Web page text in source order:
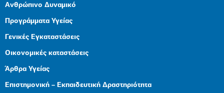
Ανθρώπινο Δυναμικό
Προγράμματα Υγείας
Γενικές Εγκαταστάσεις
Οικονομικές καταστάσεις
Άρθρα Υγείας
Επιστημονική – Εκπαιδευτική Δραστηριότητα